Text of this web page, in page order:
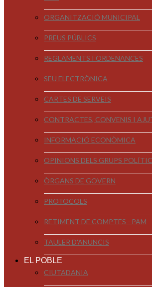
ORGANITZACIÓ MUNICIPAL
PREUS PÚBLICS
REGLAMENTS I ORDENANCES
SEU ELECTRÒNICA
CARTES DE SERVEIS
CONTRACTES, CONVENIS I
INFORMACIÓ ECONÒMICA
OPINIONS DELS GRUPS
ÒRGANS DE GOVERN
PROTOCOLS
RETIMENT DE COMPTES - PAM
TAULER D'ANUNCIS
EL POBLE
CIUTADANIA